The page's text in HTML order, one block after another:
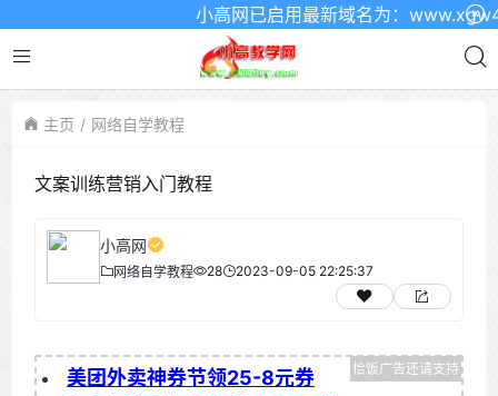
小高网已启用最新域名为：
主页 网络自学教程
文案训练营销入门教程
小高网
网络自学教程 28 2023-09-05 22:25:37
美团外卖神券节领25-8元券